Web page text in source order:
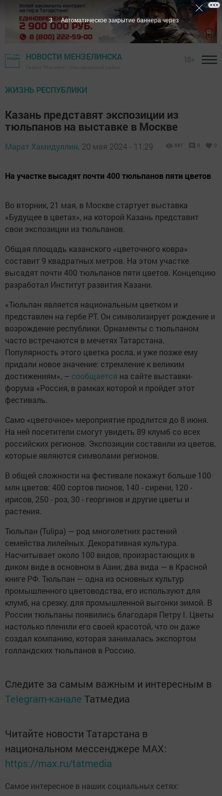
НОВОСТИ МЕНЗЕЛИНСКА
ЖИЗНЬ РЕСПУБЛИКИ
Казань представят экспозиции из
тюльпанов на выставке в Москве
Марат Хамидуллин, 20 мая 2024 - 11:29 661 0 0
На участке высадят почти 400 тюльпанов пяти цветов
Во вторник, 21 мая, в Москве стартует выставка
«Будущее в цветах», на которой Казань представит
свои экспозиции из тюльпанов.
Общая площадь казанского «цветочного ковра»
составит 9 квадратных метров. На этом участке
высадят почти 400 тюльпанов пяти цветов. Концепцию
разработал Институт развития Казани.
«Тюльпан является национальным цветком и
представлен на гербе РТ. Он символизирует рождение и
возрождение республики. Орнаменты с тюльпаном
часто встречаются в мечетях Татарстана.
Популярность этого цветка росла, и уже позже ему
придали новое значение: стремление к великим
достижениям», – сообщается на сайте выставки-
форума «Россия, в рамках которой и пройдет этот
фестиваль.
Само «цветочное» мероприятие продлится до 8 июня.
На ней посетители смогут увидеть 89 клумб со всех
российских регионов. Экспозиции составили из цветов,
которые являются символами регионов.
В общей сложности на фестивале покажут больше 100
млн цветов: 400 сортов пионов, 140 - сирени, 120 -
ирисов, 250 - роз, 30 - георгинов и другие цветы и
растения.
Тюльпан (Tulipa) — род многолетних растений
семейства лилейных. Декоративная культура.
Насчитывает около 100 видов, произрастающих в
диком виде в основном в Азии; два вида — в Красной
книге РФ. Тюльпан — одна из основных культур
промышленного цветоводства, его используют для
клумб, на срезку, для промышленной выгонки зимой. В
России тюльпаны появились благодаря Петру I. Цветы
настолько пленили его своей красотой, что он даже
создал компанию, которая занималась экспортом
голландских тюльпанов в Россию.
Следите за самым важным и интересным в
Telegram-канале Татмедиа
Читайте новости Татарстана в
национальном мессенджере MАХ:
https://max.ru/tatmedia
Самое интересное в наших социальных сетях:
2 Автоматическое закрытие баннера через